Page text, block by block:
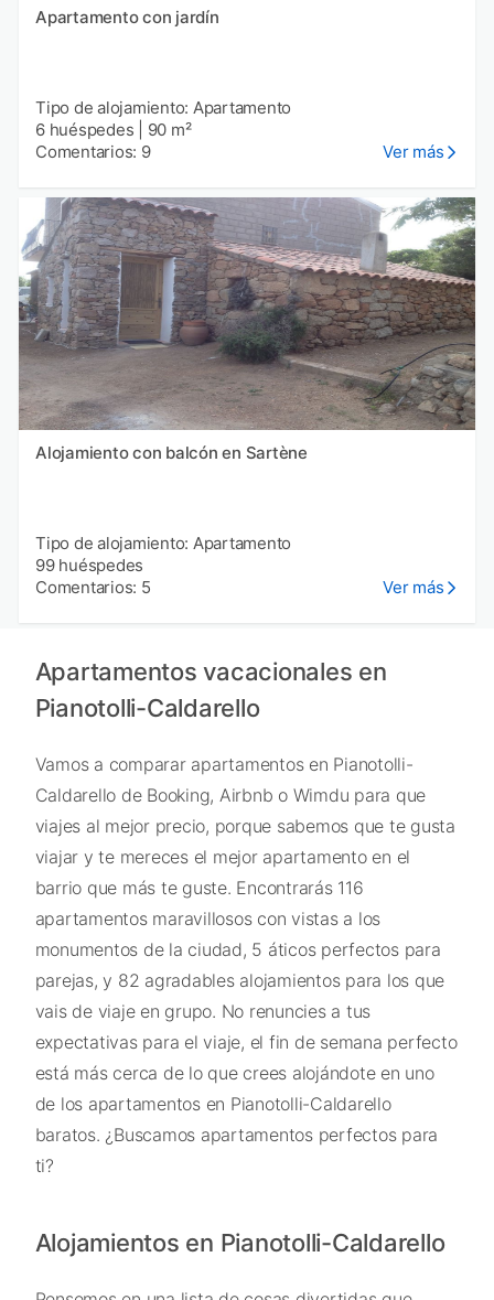
Apartamento con jardín
Tipo de alojamiento: Apartamento
6 huéspedes
90 m²
Comentarios: 9
Ver más
Alojamiento con balcón en Sartène
Tipo de alojamiento: Apartamento
99 huéspedes
Comentarios: 5
Ver más
Apartamentos vacacionales en
Pianotolli-Caldarello
Vamos a comparar apartamentos en Pianotolli-
Caldarello de Booking, Airbnb o Wimdu para que
viajes al mejor precio, porque sabemos que te gusta
viajar y te mereces el mejor apartamento en el
barrio que más te guste. Encontrarás 116
apartamentos maravillosos con vistas a los
monumentos de la ciudad, 5 áticos perfectos para
parejas, y 82 agradables alojamientos para los que
vais de viaje en grupo. No renuncies a tus
expectativas para el viaje, el fin de semana perfecto
está más cerca de lo que crees alojándote en uno
de los apartamentos en Pianotolli-Caldarello
baratos. ¿Buscamos apartamentos perfectos para
ti?
Alojamientos en Pianotolli-Caldarello